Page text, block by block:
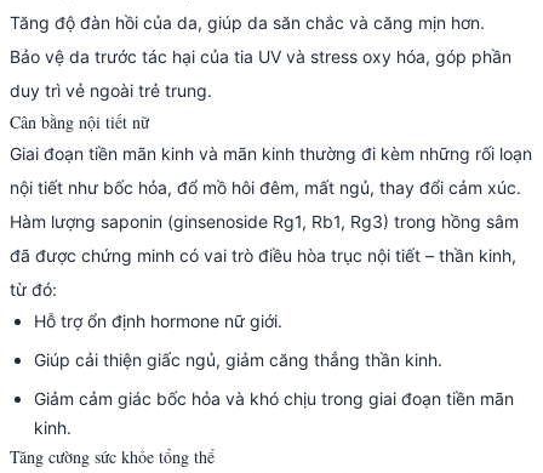
Tăng độ đàn hồi của da, giúp da săn chắc và căng mịn hơn.
Bảo vệ da trước tác hại của tia UV và stress oxy hóa, góp phần
duy trì vẻ ngoài trẻ trung.
Cân bằng nội tiết nữ
Giai đoạn tiền mãn kinh và mãn kinh thường đi kèm những rối loạn
nội tiết như bốc hỏa, đổ mồ hôi đêm, mất ngủ, thay đổi cảm xúc.
Hàm lượng saponin (ginsenoside Rg1, Rb1, Rg3) trong hồng sâm
đã được chứng minh có vai trò điều hòa trục nội tiết – thần kinh,
từ đó:
Hỗ trợ ổn định hormone nữ giới.
Giúp cải thiện giấc ngủ, giảm căng thẳng thần kinh.
Giảm cảm giác bốc hỏa và khó chịu trong giai đoạn tiền mãn
kinh.
Tăng cường sức khỏe tổng thể